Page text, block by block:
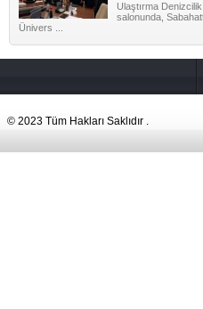
Ulaştırma
salonunda,
Ünivers ...
© 2023 Tüm Hakları Saklıdır .